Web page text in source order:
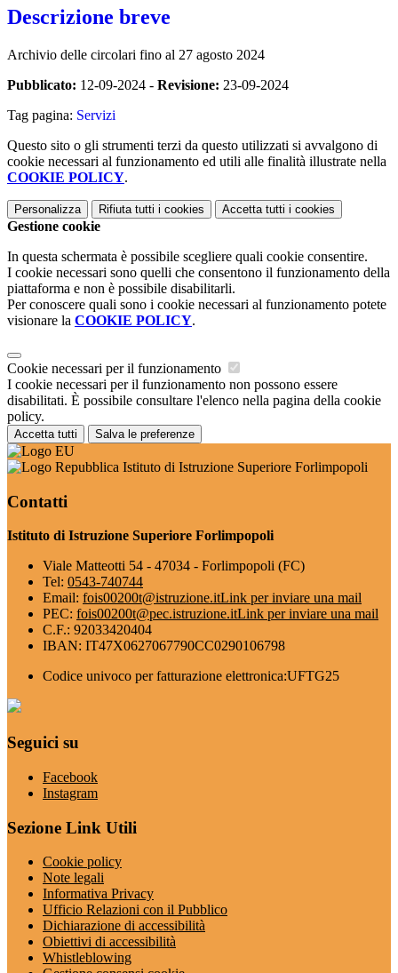
Descrizione breve
Archivio delle circolari fino al 27 agosto 2024
Pubblicato: 12-09-2024 - Revisione: 23-09-2024
Tag pagina: Servizi
Questo sito o gli strumenti terzi da questo utilizzati si avvalgono di
cookie necessari al funzionamento ed utili alle finalità illustrate nella
COOKIE POLICY.
Personalizza Rifiuta tutti i cookies Accetta tutti i cookies
Gestione cookie
In questa schermata è possibile scegliere quali cookie consentire.
I cookie necessari sono quelli che consentono il funzionamento della
piattaforma e non è possibile disabilitarli.
Per conoscere quali sono i cookie necessari al funzionamento potete
visionare la COOKIE POLICY.
Cookie necessari per il funzionamento
I cookie necessari per il funzionamento non possono essere
disabilitati. È possibile consultare l'elenco nella pagina della cookie
policy.
Accetta tutti Salva le preferenze
Istituto di Istruzione Superiore Forlimpopoli
Contatti
Istituto di Istruzione Superiore Forlimpopoli
Viale Matteotti 54 - 47034 - Forlimpopoli (FC)
Tel: 0543-740744
Email: fois00200t@istruzione.itLink per inviare una mail
PEC: fois00200t@pec.istruzione.itLink per inviare una mail
C.F.: 92033420404
IBAN: IT47X0627067790CC0290106798
Codice univoco per fatturazione elettronica:UFTG25
Seguici su
Facebook
Instagram
Sezione Link Utili
Cookie policy
Note legali
Informativa Privacy
Ufficio Relazioni con il Pubblico
Dichiarazione di accessibilità
Obiettivi di accessibilità
Whistleblowing